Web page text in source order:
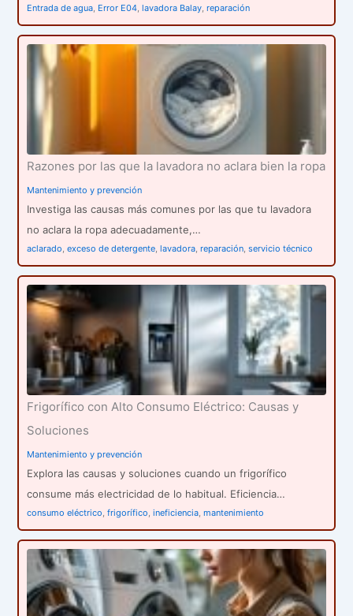
Entrada de agua, Error E04,lavadora Balay,reparación
Razones por las que la lavadora no aclara bien la ropa
Mantenimiento y prevención
Investiga las causas más comunes por las que tu lavadora
no aclara la ropa adecuadamente,…
aclarado,exceso de detergente,lavadora,reparación,servicio técnico
Frigorífico con Alto Consumo Eléctrico: Causas y
Soluciones
Mantenimiento y prevención
Explora las causas y soluciones cuando un frigorífico
consume más electricidad de lo habitual. Eficiencia…
consumo eléctrico,frigorífico,ineficiencia,mantenimiento